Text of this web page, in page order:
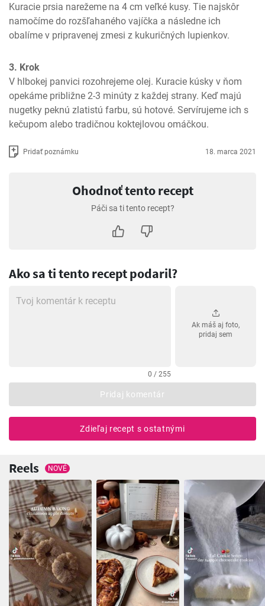
Kuracie prsia narežeme na 4 cm veľké kusy. Tie najskôr
namočíme do rozšľahaného vajíčka a následne ich
obalíme v pripravenej zmesi z kukuričných lupienkov.
3. Krok
V hlbokej panvici rozohrejeme olej. Kuracie kúsky v ňom
opekáme približne 2-3 minúty z každej strany. Keď majú
nugetky peknú zlatistú farbu, sú hotové. Servírujeme ich s
kečupom alebo tradičnou koktejlovou omáčkou.
Pridať poznámku 18. marca 2021
Ohodnoť tento recept
Páči sa ti tento recept?
Ako sa ti tento recept podaril?
0 / 255
Ak máš aj foto,
pridaj sem
Pridaj komentár
Zdieľaj recept s ostatnými
Reels NOVÉ